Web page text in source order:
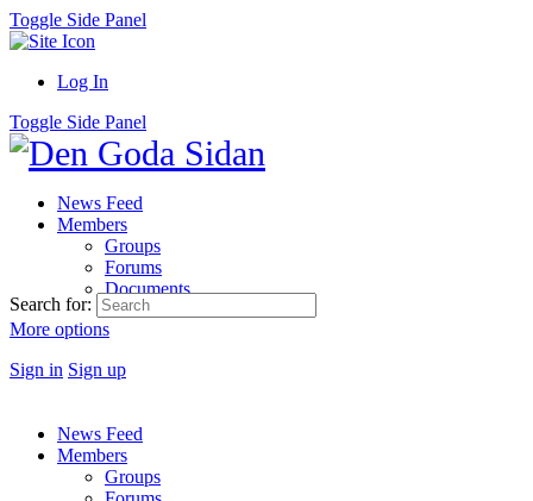
Toggle Side Panel
Log In
Toggle Side Panel
News Feed
Members
Groups
Forums
Documents
More options
Sign in Sign up
Search for:
News Feed
Members
Groups